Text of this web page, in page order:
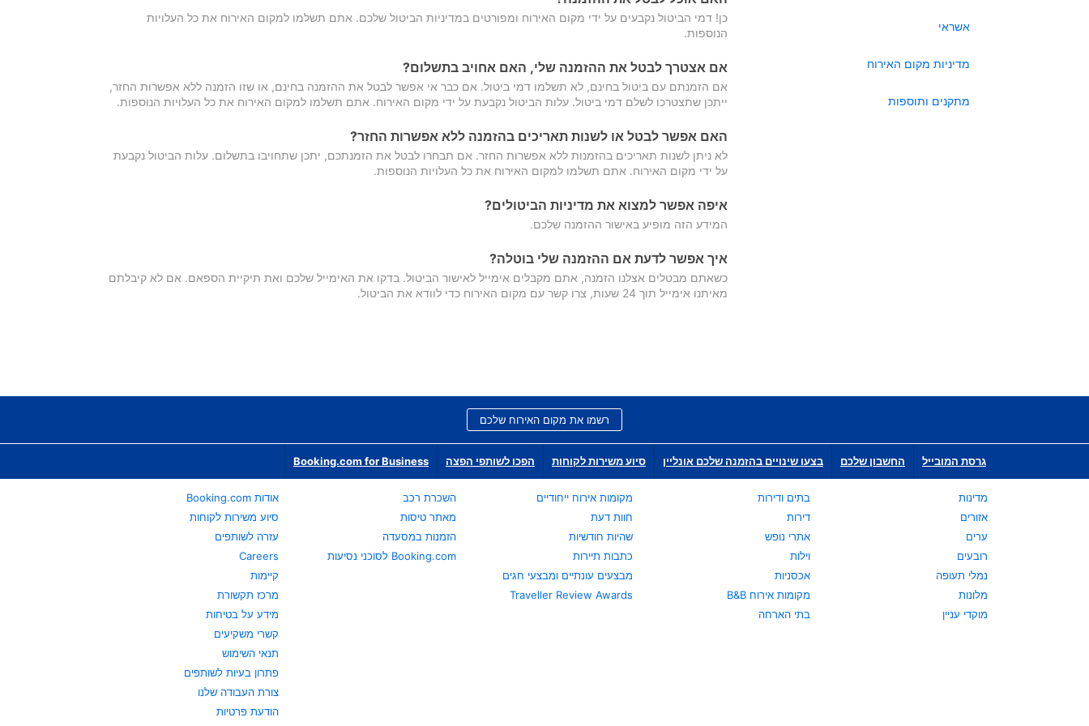
אשראי
מדיניות מקום האירוח
מתקנים ותוספות
כן! דמי הביטול נקבעים על ידי מקום האירוח ומפורטים במדיניות הביטול שלכם. אתם תשלמו למקום האירוח את כל העלויות
הנוספות.
אם אצטרך לבטל את ההזמנה שלי, האם אחויב בתשלום?
אם הזמנתם עם ביטול בחינם, לא תשלמו דמי ביטול. אם כבר אי אפשר לבטל את ההזמנה בחינם, או שזו הזמנה ללא אפשרות החזר,
ייתכן שתצטרכו לשלם דמי ביטול. עלות הביטול נקבעת על ידי מקום האירוח. אתם תשלמו למקום האירוח את כל העלויות הנוספות.
האם אפשר לבטל או לשנות תאריכים בהזמנה ללא אפשרות החזר?
לא ניתן לשנות תאריכים בהזמנות ללא אפשרות החזר. אם תבחרו לבטל את הזמנתכם, יתכן שתחויבו בתשלום. עלות הביטול נקבעת
על ידי מקום האירוח. אתם תשלמו למקום האירוח את כל העלויות הנוספות.
איפה אפשר למצוא את מדיניות הביטולים?
המידע הזה מופיע באישור ההזמנה שלכם.
איך אפשר לדעת אם ההזמנה שלי בוטלה?
כשאתם מבטלים אצלנו הזמנה, אתם מקבלים אימייל לאישור הביטול. בדקו את האימייל שלכם ואת תיקיית הספאם. אם לא קיבלתם
מאיתנו אימייל תוך 24 שעות, צרו קשר עם מקום האירוח כדי לוודא את הביטול.
רשמו את מקום האירוח שלכם
גרסת המובייל החשבון שלכם בצעו שינויים בהזמנה שלכם אונליין סיוע משירות לקוחות הפכו לשותפי הפצה Booking.com for Business
מדינות
אזורים
ערים
רובעים
נמלי תעופה
מלונות
מוקדי עניין
בתים ודירות
דירות
אתרי נופש
וילות
אכסניות
מקומות אירוח B&B
בתי הארחה
מקומות אירוח ייחודיים
חוות דעת
שהיות חודשיות
כתבות תיירות
מבצעים עונתיים ומבצעי חגים
Traveller Review Awards
השכרת רכב
מאתר טיסות
הזמנות במסעדה
Booking.com לסוכני נסיעות
אודות Booking.com
סיוע משירות לקוחות
עזרה לשותפים
Careers
קיימות
מרכז תקשורת
מידע על בטיחות
קשרי משקיעים
תנאי השימוש
פתרון בעיות לשותפים
צורת העבודה שלנו
הודעת פרטיות